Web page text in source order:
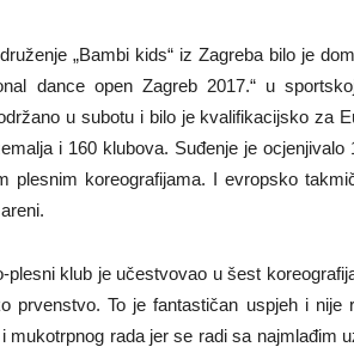
„Bambi kids“ iz Zagreba bilo je
dance open Zagreb 2017.“ u
u subotu i bilo je kvalifikacijsko za
i 160 klubova. Suđenje je ocjenjivalo
plesnim koreografijama. I evropsko
plesni klub je učestvovao u šest
prvenstvo. To je fantastičan uspjeh i nije
mukotrpnog rada jer se radi sa najmlađim